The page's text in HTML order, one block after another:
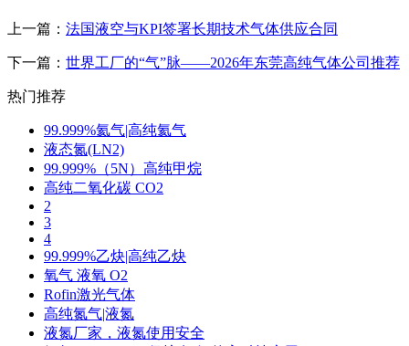
上一篇： 法国液空与KPI签署长期技术气体供应合同
下一篇： 世界工厂的“气”脉——2026年东莞高纯气体公司推荐
热门推荐
99.999%氦气|高纯氦气
液态氮(LN2)
99.999%（5N）高纯甲烷
高纯二氧化碳 CO2
2
3
4
99.999%乙炔|高纯乙炔
氧气 液氧 O2
Rofin激光气体
高纯氮气|液氮
液氮厂家，液氮使用安全